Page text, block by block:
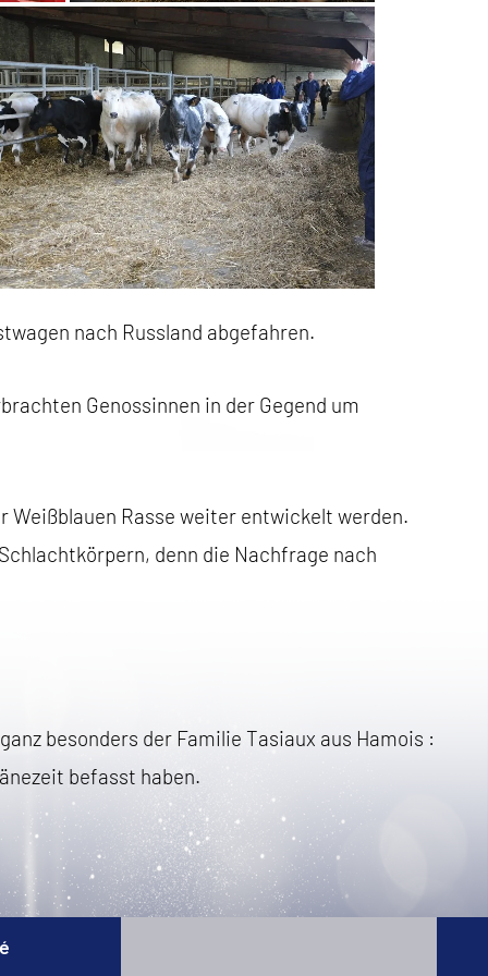
nach Russland abgefahren.
Genossinnen in der Gegend um
Weißblauen Rasse weiter entwickelt werden.
denn die Nachfrage nach
besonders der Familie Tasiaux aus Hamois :
befasst haben.